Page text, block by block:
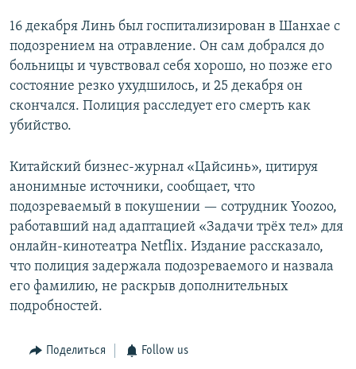
16 декабря Линь был госпитализирован в Шанхае с
подозрением на отравление. Он сам добрался до
больницы и чувствовал себя хорошо, но позже его
состояние резко ухудшилось, и 25 декабря он
скончался. Полиция расследует его смерть как
убийство.
Китайский бизнес-журнал «Цайсинь», цитируя
анонимные источники, сообщает, что
подозреваемый в покушении — сотрудник Yoozoo,
работавший над адаптацией «Задачи трёх тел» для
онлайн-кинотеатра Netflix. Издание рассказало,
что полиция задержала подозреваемого и назвала
его фамилию, не раскрыв дополнительных
подробностей.
Поделиться Follow us